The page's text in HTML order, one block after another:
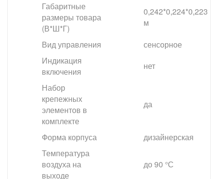
Габаритные
размеры товара
(В*Ш*Г)
0,242*0,224*0,223
м
Вид управления
сенсорное
Индикация
включения
нет
Набор
крепежных
элементов в
комплекте
да
Форма корпуса
дизайнерская
Температура
воздуха на
выходе
до 90 °С